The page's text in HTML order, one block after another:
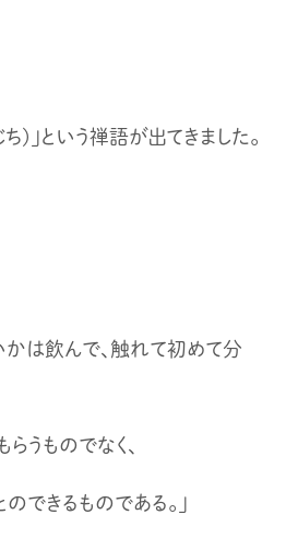
)」という禅語が出てきました。
かは飲んで、触れて初めて分
うものでなく、
できるものである。」